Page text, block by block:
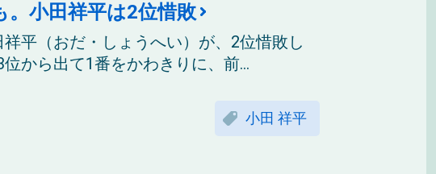
小田祥平は2位惜敗
平（おだ・しょうへい）が、2位惜敗し
から出て1番をかわきりに、前...
小田 祥平